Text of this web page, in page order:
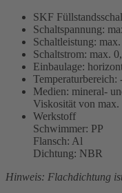
SKF
Schaltspannung:
Schaltleistung:
Schaltstrom: max.
Einbaulage:
Temperaturbereich:
Medien: mineral-
Viskosität von max.
Werkstoff
Schwimmer: PP
Flansch: Al
Dichtung: NBR
Hinweis: Flachdichtung